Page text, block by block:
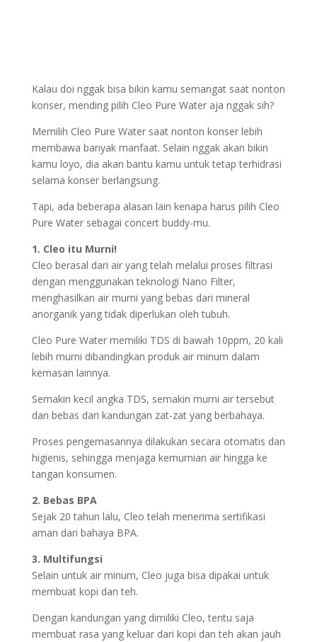
Kalau doi nggak bisa bikin kamu semangat saat nonton
konser, mending pilih Cleo Pure Water aja nggak sih?
Memilih Cleo Pure Water saat nonton konser lebih
membawa banyak manfaat. Selain nggak akan bikin
kamu loyo, dia akan bantu kamu untuk tetap terhidrasi
selama konser berlangsung.
Tapi, ada beberapa alasan lain kenapa harus pilih Cleo
Pure Water sebagai concert buddy-mu.
1. Cleo itu Murni!
Cleo berasal dari air yang telah melalui proses filtrasi
dengan menggunakan teknologi Nano Filter,
menghasilkan air murni yang bebas dari mineral
anorganik yang tidak diperlukan oleh tubuh.
Cleo Pure Water memiliki TDS di bawah 10ppm, 20 kali
lebih murni dibandingkan produk air minum dalam
kemasan lainnya.
Semakin kecil angka TDS, semakin murni air tersebut
dan bebas dari kandungan zat-zat yang berbahaya.
Proses pengemasannya dilakukan secara otomatis dan
higienis, sehingga menjaga kemurnian air hingga ke
tangan konsumen.
2. Bebas BPA
Sejak 20 tahun lalu, Cleo telah menerima sertifikasi
aman dari bahaya BPA.
3. Multifungsi
Selain untuk air minum, Cleo juga bisa dipakai untuk
membuat kopi dan teh.
Dengan kandungan yang dimiliki Cleo, tentu saja
membuat rasa yang keluar dari kopi dan teh akan jauh